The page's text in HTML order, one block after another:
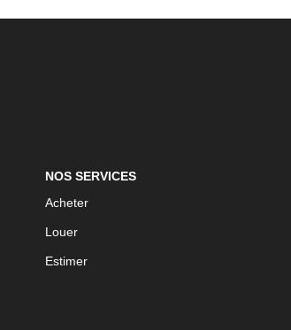
NOS SERVICES
Acheter
Louer
Estimer